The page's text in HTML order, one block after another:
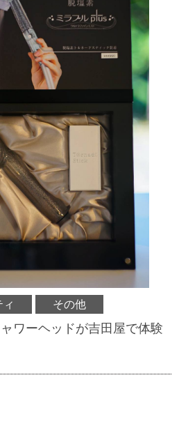
ィ その他
ワーヘッドが吉田屋で体験